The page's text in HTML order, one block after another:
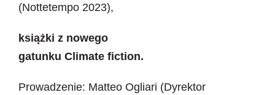
(Nottetempo 2023),
książki z nowego
gatunku Climate fiction.
Prowadzenie: Matteo Ogliari (Dyrektor